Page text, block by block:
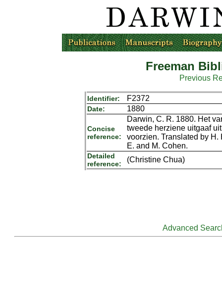
Freeman
Previous
Identifier: F2372
Date: 1880
Concise
reference:
Darwin, C. R. 1880. Het
tweede herziene uitgaaf
voorzien. Translated by
E. and M. Cohen.
Detailed
reference:
(Christine Chua)
Advanced